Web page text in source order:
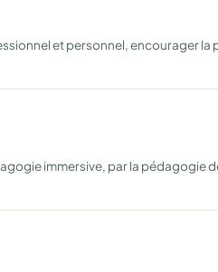
et personnel, encourager la
immersive, par la pédagogie